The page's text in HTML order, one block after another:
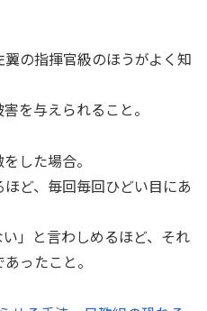
の指揮官級のほうがよく知
を与えられること。
した場合。
ど、毎回毎回ひどい目にあ
」と言わしめるほど、それ
ったこと。